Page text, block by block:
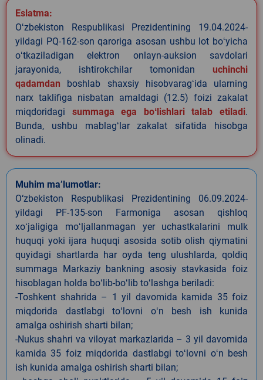
Eslatma:
Oʻzbekiston Respublikasi Prezidentining 19.04.2024-
yildagi PQ-162-son qaroriga asosan ushbu lot boʻyicha
oʻtkaziladigan elektron onlayn-auksion savdolari
jarayonida, ishtirokchilar tomonidan uchinchi
qadamdan boshlab shaxsiy hisobvaragʻida ularning
narx taklifiga nisbatan amaldagi (12.5) foizi zakalat
miqdoridagi summaga ega boʻlishlari talab etiladi.
Bunda, ushbu mablagʻlar zakalat sifatida hisobga
olinadi.
Muhim ma’lumotlar:
O‘zbekiston Respublikasi Prezidentining 06.09.2024-
yildagi PF-135-son Farmoniga asosan qishloq
xoʻjaligiga moʻljallanmagan yer uchastkalarini mulk
huquqi yoki ijara huquqi asosida sotib olish qiymatini
quyidagi shartlarda har oyda teng ulushlarda, qoldiq
summaga Markaziy bankning asosiy stavkasida foiz
hisoblagan holda boʻlib-boʻlib toʻlashga beriladi:
-Toshkent shahrida – 1 yil davomida kamida 35 foiz
miqdorida dastlabgi toʻlovni oʻn besh ish kunida
amalga oshirish sharti bilan;
-Nukus shahri va viloyat markazlarida – 3 yil davomida
kamida 35 foiz miqdorida dastlabgi toʻlovni oʻn besh
ish kunida amalga oshirish sharti bilan;